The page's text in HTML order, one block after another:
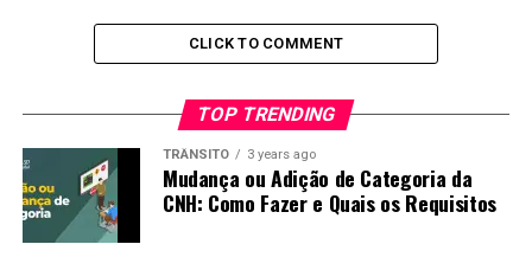
CLICK TO COMMENT
TOP TRENDING
TRÂNSITO 3 years ago
Mudança ou Adição de Categoria da
CNH: Como Fazer e Quais os Requisitos